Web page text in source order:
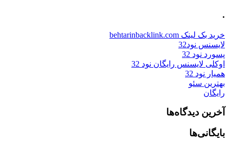
.
خرید بک لینک behtarinbacklink.com
لایسنس نود32
پسورد نود 32
اوکلی لایسنس رایگان نود 32
همیار نود 32
بهترین سئو
رایگان
آخرین دیدگاه‌ها
بایگانی‌ها